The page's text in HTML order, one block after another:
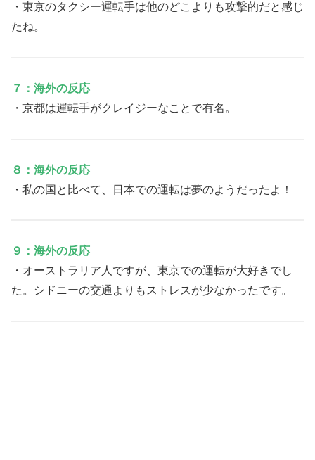
・東京のタクシー運転手は他のどこよりも攻撃的だと感じ
たね。
７：海外の反応
・京都は運転手がクレイジーなことで有名。
８：海外の反応
・私の国と比べて、日本での運転は夢のようだったよ！
９：海外の反応
・オーストラリア人ですが、東京での運転が大好きでし
た。シドニーの交通よりもストレスが少なかったです。